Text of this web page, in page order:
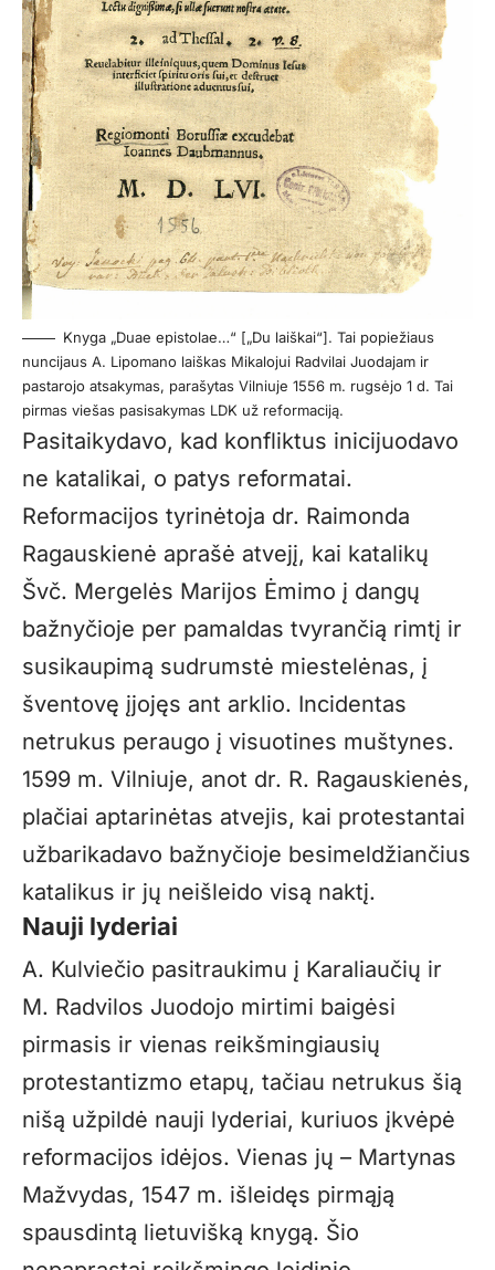
Knyga „Duae epistolae…“ [„Du laiškai“]. Tai popiežiaus
nuncijaus A. Lipomano laiškas Mikalojui Radvilai Juodajam ir
pastarojo atsakymas, parašytas Vilniuje 1556 m. rugsėjo 1 d. Tai
pirmas viešas pasisakymas LDK už reformaciją.
Pasitaikydavo, kad konfliktus inicijuodavo
ne katalikai, o patys reformatai.
Reformacijos tyrinėtoja dr. Raimonda
Ragauskienė aprašė atvejį, kai katalikų
Švč. Mergelės Marijos Ėmimo į dangų
bažnyčioje per pamaldas tvyrančią rimtį ir
susikaupimą sudrumstė miestelėnas, į
šventovę įjojęs ant arklio. Incidentas
netrukus peraugo į visuotines muštynes.
1599 m. Vilniuje, anot dr. R. Ragauskienės,
plačiai aptarinėtas atvejis, kai protestantai
užbarikadavo bažnyčioje besimeldžiančius
katalikus ir jų neišleido visą naktį.
Nauji lyderiai
A. Kulviečio pasitraukimu į Karaliaučių ir
M. Radvilos Juodojo mirtimi baigėsi
pirmasis ir vienas reikšmingiausių
protestantizmo etapų, tačiau netrukus šią
nišą užpildė nauji lyderiai, kuriuos įkvėpė
reformacijos idėjos. Vienas jų – Martynas
Mažvydas, 1547 m. išleidęs pirmąją
spausdintą lietuvišką knygą. Šio